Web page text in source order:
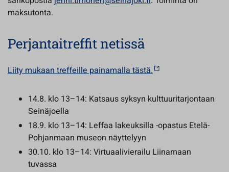
maksutonta.
Perjantaitreffit netissä
Liity mukaan treffeille painamalla tästä.
14.8. klo 13–14: Katsaus syksyn kulttuuritarjontaan
Seinäjoella
18.9. klo 13–14: Leffaa lakeuksilla -opastus Etelä-
Pohjanmaan museon näyttelyyn
30.10. klo 13–14: Virtuaalivierailu Liinamaan
tuvassa